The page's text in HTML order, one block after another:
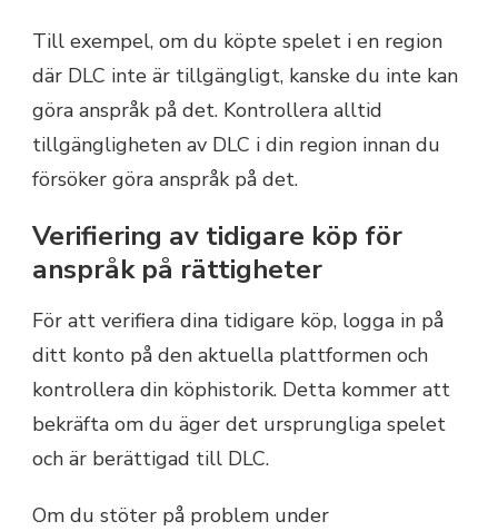
Till exempel, om du köpte spelet i en region
där DLC inte är tillgängligt, kanske du inte kan
göra anspråk på det. Kontrollera alltid
tillgängligheten av DLC i din region innan du
försöker göra anspråk på det.
Verifiering av tidigare köp för
anspråk på rättigheter
För att verifiera dina tidigare köp, logga in på
ditt konto på den aktuella plattformen och
kontrollera din köphistorik. Detta kommer att
bekräfta om du äger det ursprungliga spelet
och är berättigad till DLC.
Om du stöter på problem under